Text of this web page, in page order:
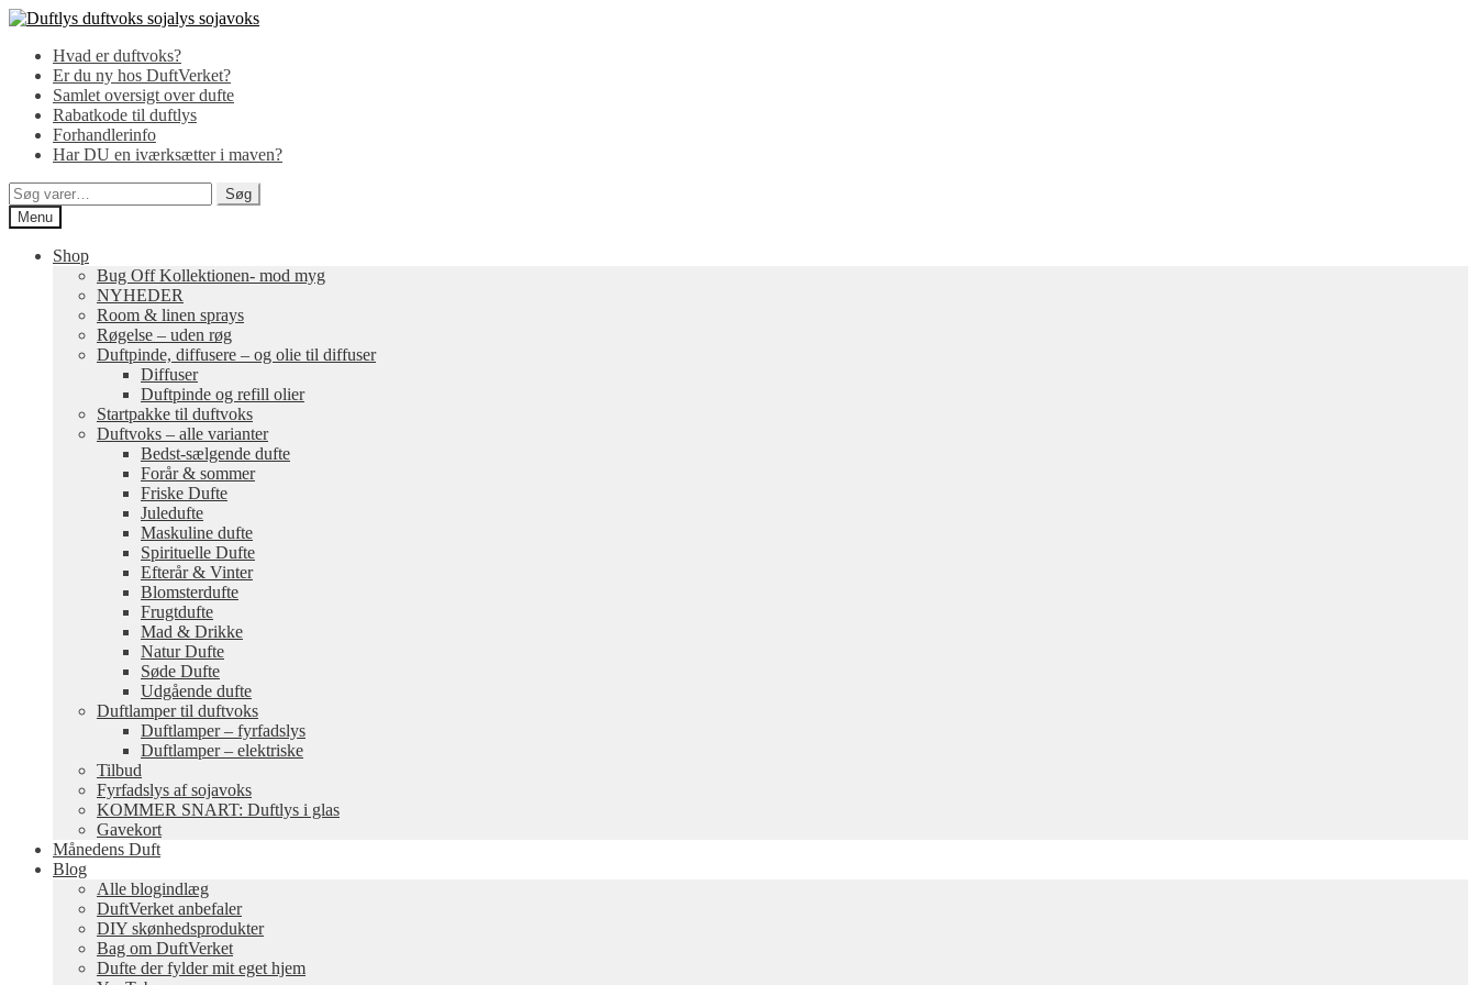
Spring
navigation
Spring
indholdHvad er duftvoks?
Er du ny hos DuftVerket?
Samlet oversigt over dufte
Rabatkode til duftlys
Forhandlerinfo
Har DU en iværksætter i maven?
Søg
efter:
Søg
Menu
Shop
Bug Off Kollektionen- mod myg
NYHEDER
Room & linen sprays
Røgelse – uden røg
Duftpinde, diffusere – og olie til diffuser
Diffuser
Duftpinde og refill olier
Startpakke til duftvoks
Duftvoks – alle varianter
Bedst-sælgende dufte
Forår & sommer
Friske Dufte
Juledufte
Maskuline dufte
Spirituelle Dufte
Efterår & Vinter
Blomsterdufte
Frugtdufte
Mad & Drikke
Natur Dufte
Søde Dufte
Udgående dufte
Duftlamper til duftvoks
Duftlamper – fyrfadslys
Duftlamper – elektriske
Tilbud
Fyrfadslys af sojavoks
KOMMER SNART: Duftlys i glas
Gavekort
Månedens Duft
Blog
Alle blogindlæg
DuftVerket anbefaler
DIY skønhedsprodukter
Bag om DuftVerket
Dufte der fylder mit eget hjem